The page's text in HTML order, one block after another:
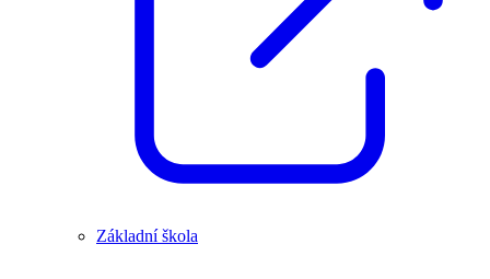
Základní škola